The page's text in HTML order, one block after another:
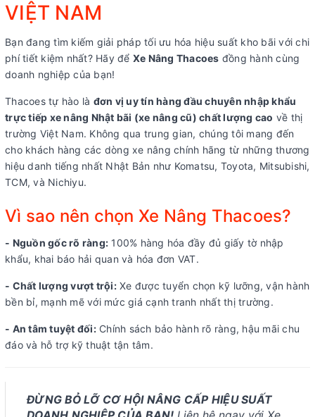
VIỆT NAM
Bạn đang tìm kiếm giải pháp tối ưu hóa hiệu suất kho bãi với chi
phí tiết kiệm nhất? Hãy để Xe Nâng Thacoes đồng hành cùng
doanh nghiệp của bạn!
Thacoes tự hào là đơn vị uy tín hàng đầu chuyên nhập khẩu
trực tiếp xe nâng Nhật bãi (xe nâng cũ) chất lượng cao về thị
trường Việt Nam. Không qua trung gian, chúng tôi mang đến
cho khách hàng các dòng xe nâng chính hãng từ những thương
hiệu danh tiếng nhất Nhật Bản như Komatsu, Toyota, Mitsubishi,
TCM, và Nichiyu.
Vì sao nên chọn Xe Nâng Thacoes?
- Nguồn gốc rõ ràng: 100% hàng hóa đầy đủ giấy tờ nhập
khẩu, khai báo hải quan và hóa đơn VAT.
- Chất lượng vượt trội:Xe được tuyển chọn kỹ lưỡng, vận hành
bền bỉ, mạnh mẽ với mức giá cạnh tranh nhất thị trường.
- An tâm tuyệt đối:Chính sách bảo hành rõ ràng, hậu mãi chu
đáo và hỗ trợ kỹ thuật tận tâm.
ĐỪNG BỎ LỠ CƠ HỘI NÂNG CẤP HIỆU SUẤT